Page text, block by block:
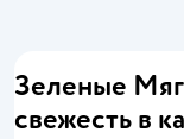
Зеленые
свежесть в